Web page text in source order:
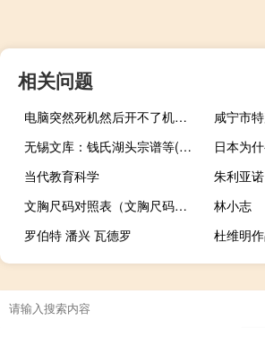
相关问题
电脑突然死机然后开不了机（电脑突然死机）
无锡文库：钱氏湖头宗谱等(关于无锡文库：钱氏湖头宗谱等的简介)
当代教育科学
朱利亚诺
文胸尺码对照表（文胸尺码对照表简单介绍）
林小志
罗伯特 潘兴 瓦德罗